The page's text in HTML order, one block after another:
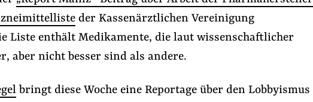
der Kassenärztlichen Vereinigung
Liste enthält Medikamente, die laut wissenschaftlicher
aber nicht besser sind als andere.
bringt diese Woche eine Reportage über den Lobbyismus